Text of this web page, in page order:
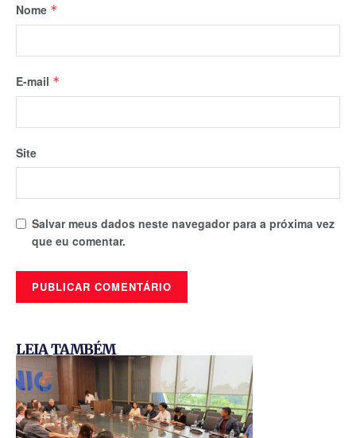
Nome *
E-mail *
Site
Salvar meus dados neste navegador para a próxima vez
que eu comentar.
LEIA TAMBÉM